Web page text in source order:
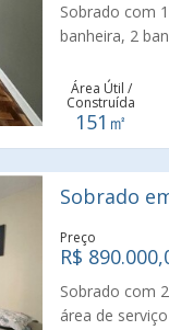
Sobrado com
banheira, 2
Área Útil /
Construída
151㎡
Sobrado
Preço
R$
Sobrado com
área de